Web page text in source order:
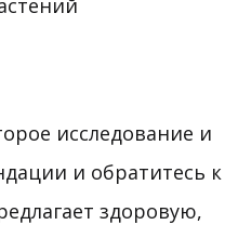
исследование и
и обратитесь к
здоровую,